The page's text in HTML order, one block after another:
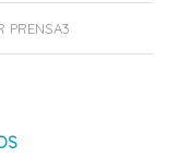
PRENSA3